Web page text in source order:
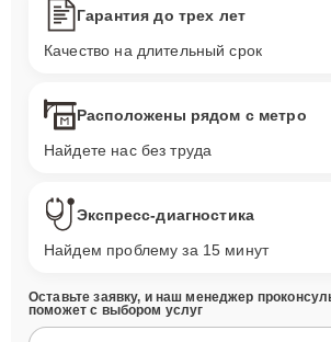
Гарантия до трех лет
Качество на длительный срок
Расположены рядом с метро
Найдете нас без труда
Экспресс-диагностика
Найдем проблему за 15 минут
Оставьте заявку, и наш менеджер
поможет с выбором услуг